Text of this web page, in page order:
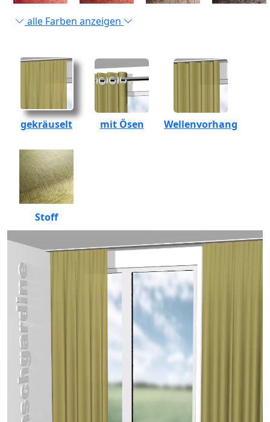
alle Farben anzeigen
gekräuselt mit Ösen Wellenvorhang
Stoff